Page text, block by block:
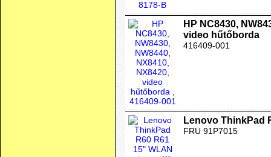
HP NC8430,
video hűtőborda
416409-001
Lenovo ThinkPad
FRU 91P7015